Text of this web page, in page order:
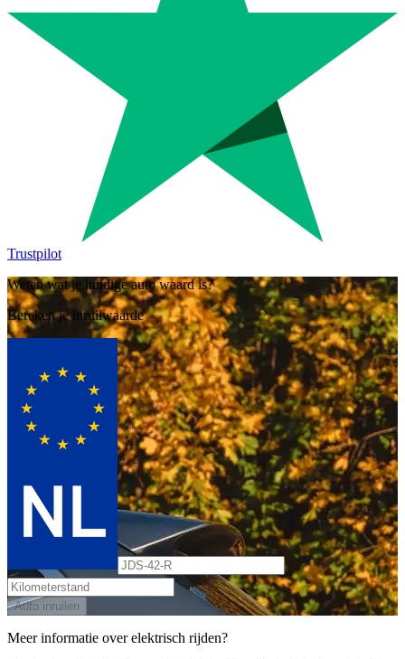
Trustpilot
Weten wat je huidige auto waard is?
Bereken je inruilwaarde
Auto inruilen
Meer informatie over elektrisch rijden?